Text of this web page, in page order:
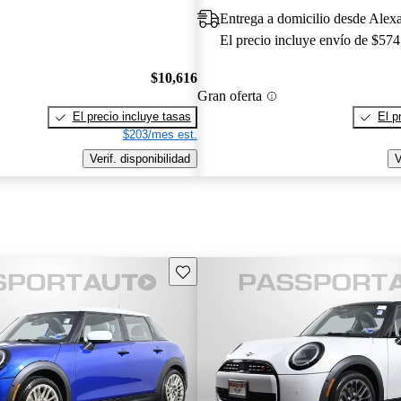
$10,616
El precio incluye tasas
$203/mes est.
Verif. disponibilidad
Entrega a domicilio desde
El precio incluye envío de $574
Gran oferta
El
Guarda este Aviso